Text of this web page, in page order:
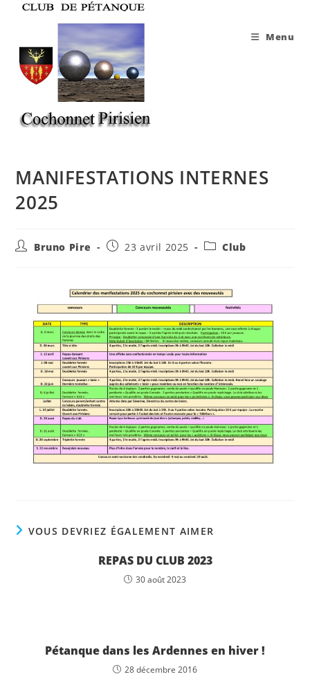
Menu
MANIFESTATIONS INTERNES
2025
Auteur/autrice
Bruno Pire
Publication
23 avril 2025
PostClub
VOUS DEVRIEZ ÉGALEMENT AIMER
REPAS DU CLUB 2023
30 août 2023
Pétanque dans les Ardennes en hiver !
28 décembre 2016